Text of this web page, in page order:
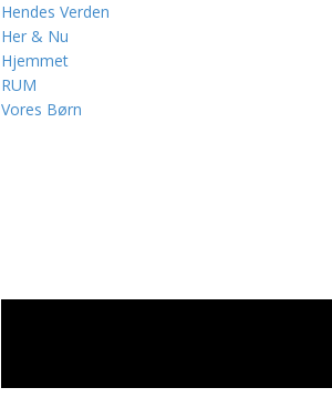
Hendes Verden
Her & Nu
Hjemmet
RUM
Vores Børn